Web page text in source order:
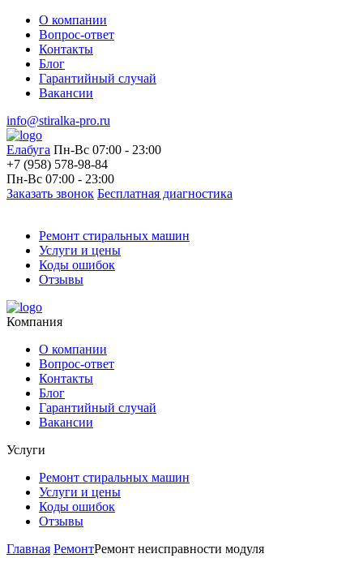
О компании
Вопрос-ответ
Контакты
Блог
Гарантийный случай
Вакансии
info@stiralka-pro.ru
Елабуга Пн-Вс 07:00 - 23:00
+7 (958) 578-98-84
Пн-Вс 07:00 - 23:00
Заказать звонок Бесплатная диагностика
Ремонт стиральных машин
Услуги и цены
Коды ошибок
Отзывы
Компания
О компании
Вопрос-ответ
Контакты
Блог
Гарантийный случай
Вакансии
Услуги
Ремонт стиральных машин
Услуги и цены
Коды ошибок
Отзывы
Главная РемонтРемонт неисправности модуля